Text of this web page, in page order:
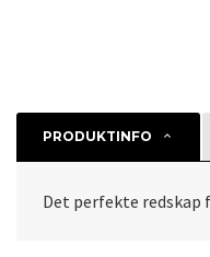
PRODUKTINFO
Det perfekte redskap